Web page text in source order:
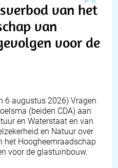
van het
van
voor de
6 augustus 2026) Vragen
(beiden CDA) aan
en Waterstaat en van
en Natuur over
het Hoogheemraadschap
voor de glastuinbouw.